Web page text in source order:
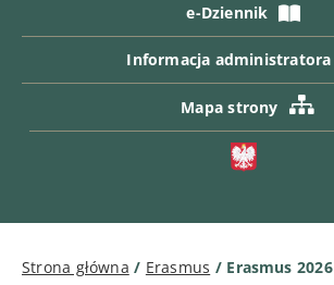
e-Dziennik
Informacja administratora
Mapa strony
Strona główna / Erasmus / Erasmus 2026